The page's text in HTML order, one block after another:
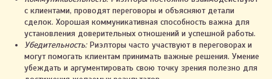
с клиентами, проводят переговоры и объясняют детали
сделок. Хорошая коммуникативная способность важна для
установления доверительных отношений и успешной работы.
Убедительность: Риэлторы часто участвуют в переговорах и
могут помогать клиентам принимать важные решения. Умение
убеждать и аргументировать свою точку зрения полезно для